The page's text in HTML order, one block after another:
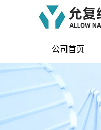
公司首页